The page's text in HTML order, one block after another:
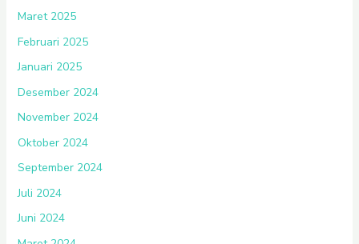
Maret 2025
Februari 2025
Januari 2025
Desember 2024
November 2024
Oktober 2024
September 2024
Juli 2024
Juni 2024